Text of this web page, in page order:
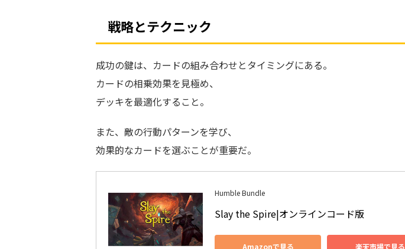
戦略とテクニック
成功の鍵は、カードの組み合わせとタイミングにある。
カードの相乗効果を見極め、
デッキを最適化すること。
また、敵の行動パターンを学び、
効果的なカードを選ぶことが重要だ。
Humble Bundle
Slay the Spire|オンラインコード版
Amazonで見る 楽天市場で見る